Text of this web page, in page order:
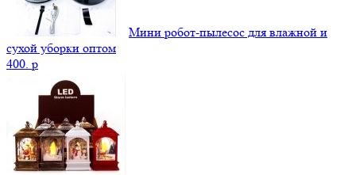
Мини робот-пылесос для влажной и
сухой уборки оптом
400. p